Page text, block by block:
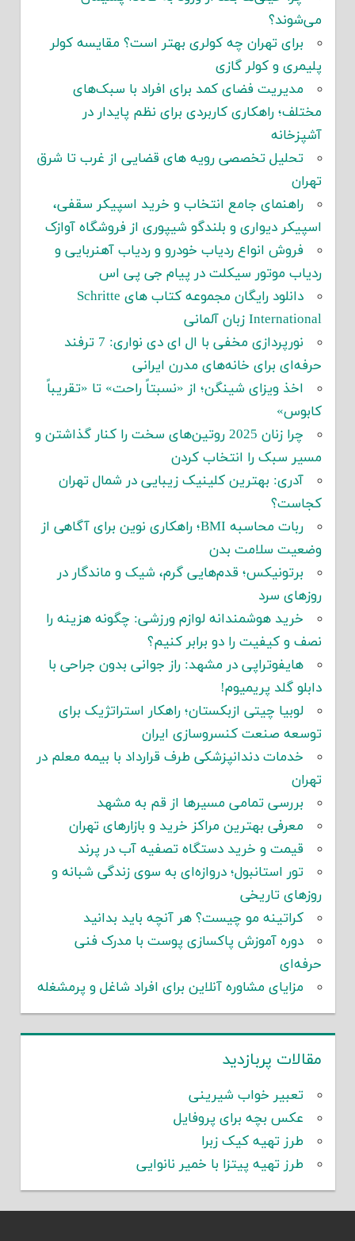
می‌شوند؟
برای تهران چه کولری بهتر است؟ مقایسه کولر
پلیمری و کولر گازی
مدیریت فضای کمد برای افراد با سبک‌های
مختلف؛ راهکاری کاربردی برای نظم پایدار در
آشپزخانه
تحلیل تخصصی رویه های قضایی از غرب تا شرق
تهران
راهنمای جامع انتخاب و خرید اسپیکر سقفی،
اسپیکر دیواری و بلندگو شیپوری از فروشگاه آوازک
فروش انواع ردیاب خودرو و ردیاب آهنربایی و
ردیاب موتور سیکلت در پیام جی پی اس
دانلود رایگان مجموعه کتاب های Schritte
International زبان آلمانی
نورپردازی مخفی با ال ای دی نواری: 7 ترفند
حرفه‌ای برای خانه‌های مدرن ایرانی
اخذ ویزای شینگن؛ از «نسبتاً راحت» تا «تقریباً
کابوس»
چرا زنان 2025 روتین‌های سخت را کنار گذاشتن و
مسیر سبک را انتخاب کردن
آدری: بهترین کلینیک زیبایی در شمال تهران
کجاست؟
ربات محاسبه BMI؛ راهکاری نوین برای آگاهی از
وضعیت سلامت بدن
برتونیکس؛ قدم‌هایی گرم، شیک و ماندگار در
روزهای سرد
خرید هوشمندانه لوازم ورزشی: چگونه هزینه را
نصف و کیفیت را دو برابر کنیم؟
هایفوتراپی در مشهد: راز جوانی بدون جراحی با
دابلو گلد پریمیوم!
لوبیا چیتی ازبکستان؛ راهکار استراتژیک برای
توسعه صنعت کنسروسازی ایران
خدمات دندانپزشکی طرف قرارداد با بیمه معلم در
تهران
بررسی تمامی مسیرها از قم به مشهد
معرفی بهترین مراکز خرید و بازارهای تهران
قیمت و خرید دستگاه تصفیه آب در پرند
تور استانبول؛ دروازه‌ای به سوی زندگی شبانه و
روزهای تاریخی
کراتینه مو چیست؟ هر آنچه باید بدانید
دوره آموزش پاکسازی پوست با مدرک فنی
حرفه‌ای
مزایای مشاوره آنلاین برای افراد شاغل و پرمشغله
مقالات پربازدید
تعبیر خواب شیرینی
عکس بچه برای پروفایل
طرز تهیه کیک زبرا
طرز تهیه پیتزا با خمیر نانوایی